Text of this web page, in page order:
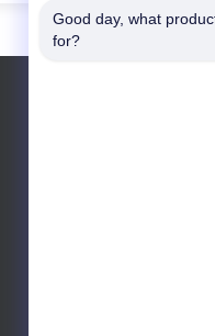
Good day, what
for?